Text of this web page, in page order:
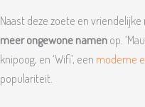
Naast deze zoete en
meer ongewone namenop.
knipoog, en ‘Wifi’, een moderne
populariteit.